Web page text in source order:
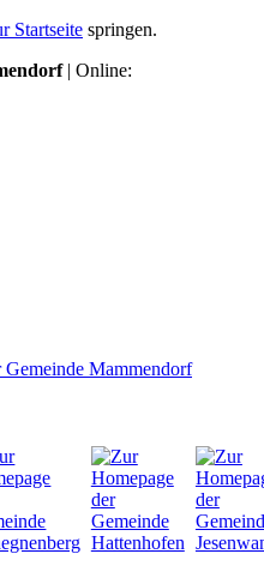
Startseite springen.
| Online: